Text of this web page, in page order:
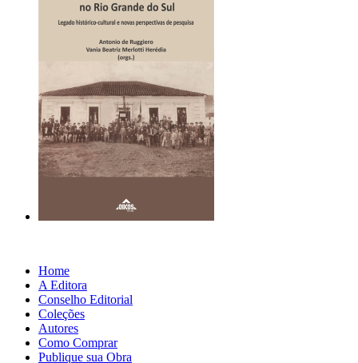
Home
A Editora
Conselho Editorial
Coleções
Autores
Como Comprar
Publique sua Obra